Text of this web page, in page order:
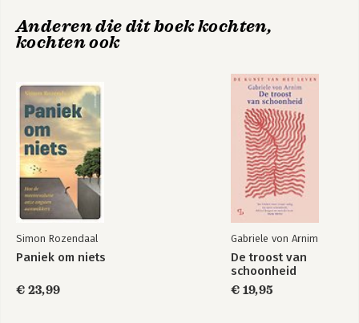
Bekijk alle boeken
Anderen die dit boek kochten,
kochten ook
Simon Rozendaal
Paniek om niets
€ 23,99
Gabriele von Arnim
De troost van
schoonheid
€ 19,95